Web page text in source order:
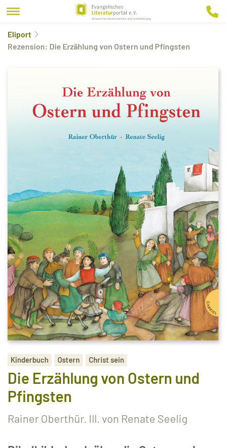
Eliport
Rezension: Die Erzählung von Ostern und Pfingsten
Kinderbuch Ostern Christ sein
Die Erzählung von Ostern und
Pfingsten
Rainer Oberthür. Ill. von Renate Seelig